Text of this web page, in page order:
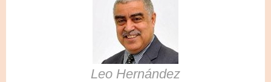
Leo Hernández